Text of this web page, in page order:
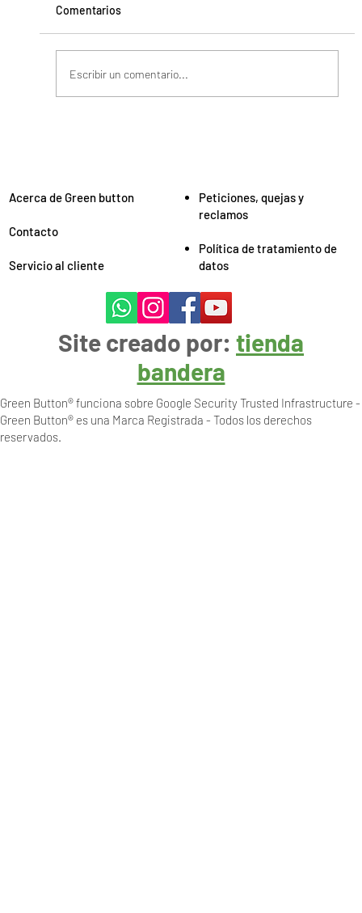
Comentarios
Escribir un comentario...
Green Button® funciona sobre Google Security Trusted Infrastructure -
Green Button® es una Marca Registrada - Todos los derechos
reservados.
Acerca de Green button
Contacto
Servicio al cliente
Peticiones, quejas y
reclamos
Política de tratamiento de
datos
Site creado por: tienda
bandera